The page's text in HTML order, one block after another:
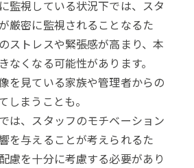
監視している状況下では、スタ
厳密に監視されることなるた
ストレスや緊張感が高まり、本
なくなる可能性があります。
を見ている家族や管理者からの
しまうことも。
は、スタッフのモチベーション
を与えることが考えられるた
慮を十分に考慮する必要があり